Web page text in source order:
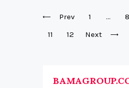
Prev 1 … 8
11
12 Next